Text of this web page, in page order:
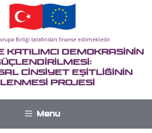
Birliği tarafından finanse edilmektedir.
KATILIMCI DEMOKRASİNİN
CİNSİYET EŞİTLİĞİNİN
PROJESİ
Menu